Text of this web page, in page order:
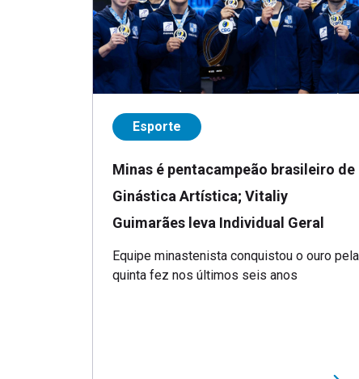
Esporte
Minas é pentacampeão brasileiro de
Ginástica Artística; Vitaliy
Guimarães leva Individual Geral
Equipe minastenista conquistou o ouro pela
quinta fez nos últimos seis anos